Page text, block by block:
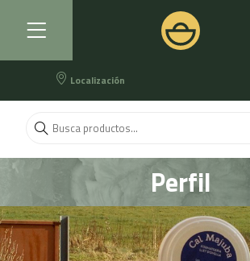
Localización
Perfil